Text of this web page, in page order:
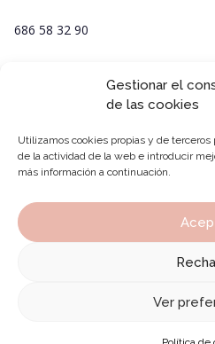
Gestionar el
de las cookies
Utilizamos cookies propias y de terceros
de la actividad de la web e introducir
más información a continuación.
Ver
686 58 32 90